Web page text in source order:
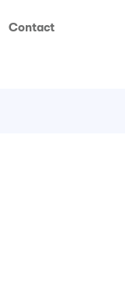
Contact